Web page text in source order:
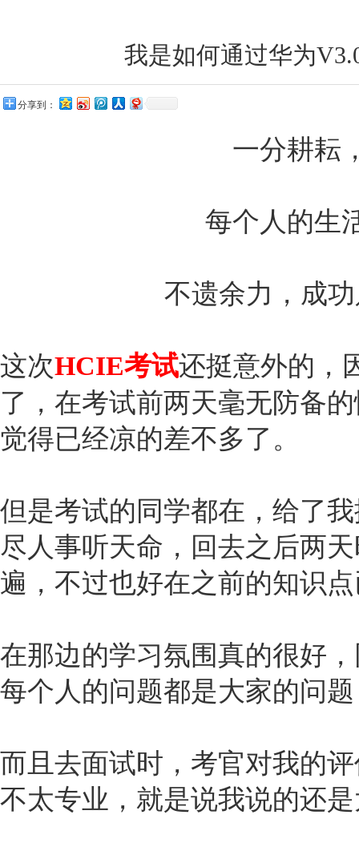
我是如何通过华为
分享到：
一分耕耘
每个人的生
不遗余力，成
这次HCIE考试还挺意外的，
了，在考试前两天毫无防备
觉得已经凉的差不多了。
但是考试的同学都在，给了
尽人事听天命，回去之后两
遍，不过也好在之前的知识
在那边的学习氛围真的很好
每个人的问题都是大家的问
而且去面试时，考官对我的
不太专业，就是说我说的还